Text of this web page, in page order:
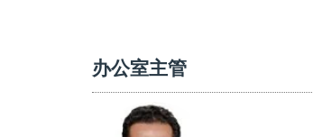
办公室主管